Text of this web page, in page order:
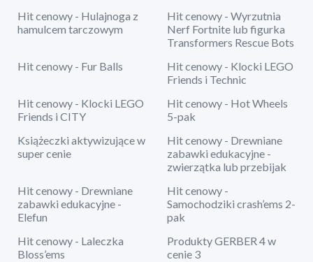
Hit cenowy - Hulajnoga z
hamulcem tarczowym
Hit cenowy - Wyrzutnia
Nerf Fortnite lub figurka
Transformers Rescue Bots
Hit cenowy - Fur Balls
Hit cenowy - Klocki LEGO
Friends i Technic
Hit cenowy - Klocki LEGO
Friends i CITY
Hit cenowy - Hot Wheels
5-pak
Książeczki aktywizujące w
super cenie
Hit cenowy - Drewniane
zabawki edukacyjne -
zwierzątka lub przebijak
Hit cenowy - Drewniane
zabawki edukacyjne -
Elefun
Hit cenowy -
Samochodziki crash’ems 2-
pak
Hit cenowy - Laleczka
Bloss’ems
Produkty GERBER 4 w
cenie 3